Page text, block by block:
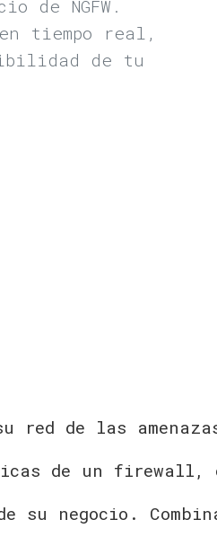
de NGFW.
en tiempo real,
de tu
de las amenazas
de un firewall,
su negocio.